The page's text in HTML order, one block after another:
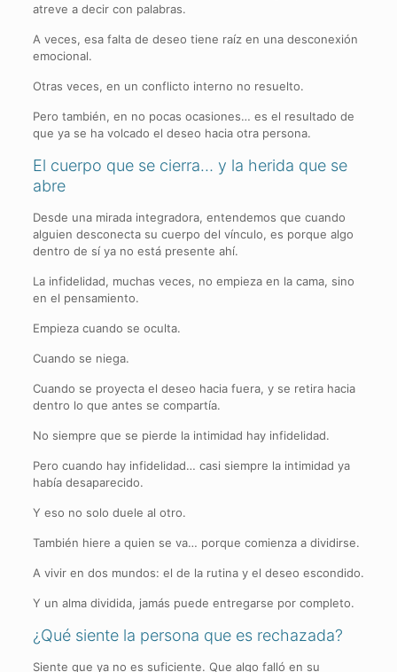
atreve a decir con palabras.
A veces, esa falta de deseo tiene raíz en una desconexión
emocional.
Otras veces, en un conflicto interno no resuelto.
Pero también, en no pocas ocasiones… es el resultado de
que ya se ha volcado el deseo hacia otra persona.
El cuerpo que se cierra… y la herida que se
abre
Desde una mirada integradora, entendemos que cuando
alguien desconecta su cuerpo del vínculo, es porque algo
dentro de sí ya no está presente ahí.
La infidelidad, muchas veces, no empieza en la cama, sino
en el pensamiento.
Empieza cuando se oculta.
Cuando se niega.
Cuando se proyecta el deseo hacia fuera, y se retira hacia
dentro lo que antes se compartía.
No siempre que se pierde la intimidad hay infidelidad.
Pero cuando hay infidelidad… casi siempre la intimidad ya
había desaparecido.
Y eso no solo duele al otro.
También hiere a quien se va… porque comienza a dividirse.
A vivir en dos mundos: el de la rutina y el deseo escondido.
Y un alma dividida, jamás puede entregarse por completo.
¿Qué siente la persona que es rechazada?
Siente que ya no es suficiente. Que algo falló en su